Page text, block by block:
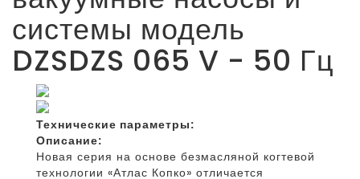
системы модель
DZSDZS 065 V - 50 Гц
Технические параметры:
Описание:
Новая серия на основе безмасляной когтевой
технологии «Атлас Копко» отличается